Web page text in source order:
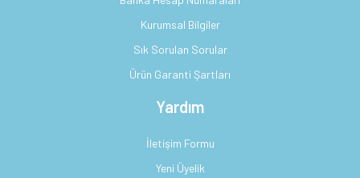
Kurumsal Bilgiler
Sık Sorulan Sorular
Ürün Garanti Şartları
Yardım
İletişim Formu
Yeni Üyelik